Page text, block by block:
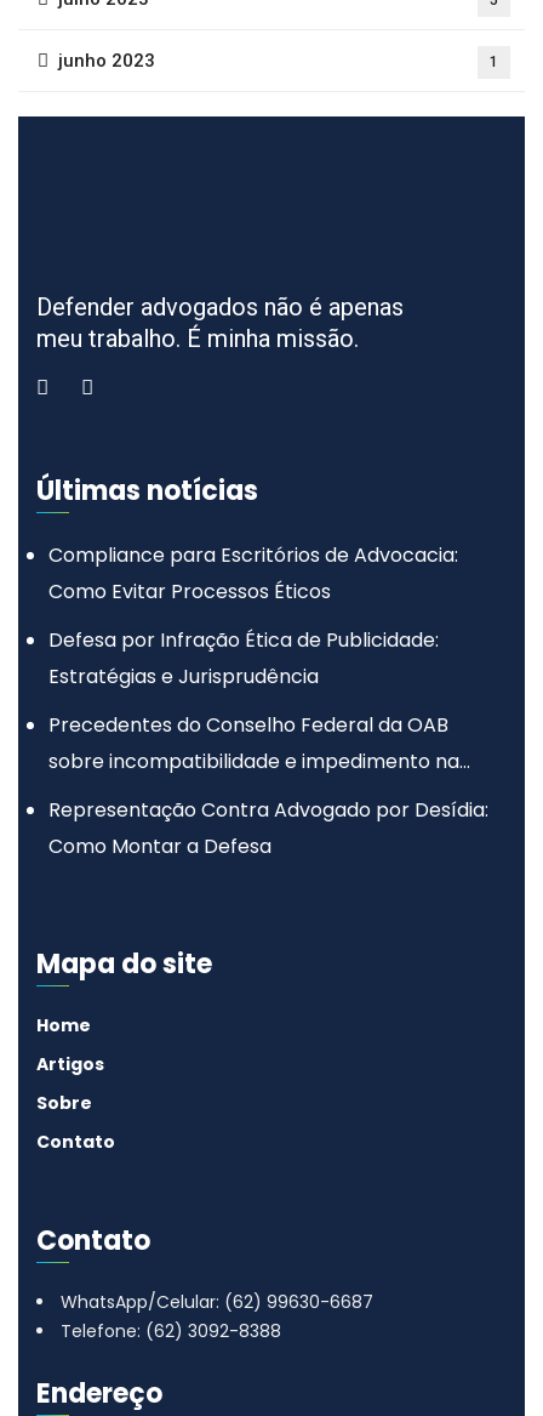
junho 2023 1
Defender advogados não é apenas
meu trabalho. É minha missão.
Últimas notícias
Compliance para Escritórios de Advocacia:
Como Evitar Processos Éticos
Defesa por Infração Ética de Publicidade:
Estratégias e Jurisprudência
Precedentes do Conselho Federal da OAB
sobre incompatibilidade e impedimento na
advocacia
Representação Contra Advogado por Desídia:
Como Montar a Defesa
Mapa do site
Home
Artigos
Sobre
Contato
Contato
WhatsApp/Celular: (62) 99630-6687
Telefone: (62) 3092-8388
Endereço